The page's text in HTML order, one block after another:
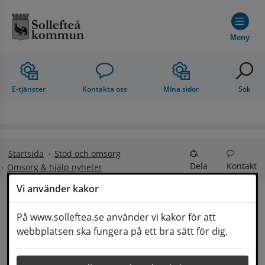
Vi använder kakor
På www.solleftea.se använder vi kakor för att
webbplatsen ska fungera på ett bra sätt för dig.
Meny
E-tjänster Kontakta oss Mina sidor Sök
Startsida
Stöd och omsorg
Omsorg & hjälp nyheter
Dela Kontakt
God och nära vård på
landsbygd 2.0